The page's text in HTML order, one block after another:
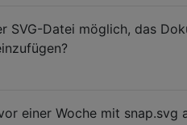
SVG-Datei möglich, das
einer Woche mit snap.svg